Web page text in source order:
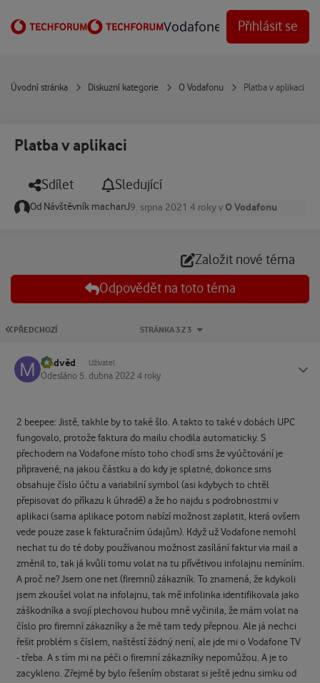
Vodafone Techforum
Přihlásit se
Úvodní stránka Diskuzní kategorie O Vodafonu Platba v aplikaci
Platba v aplikaci
Sdílet Sledující
Od Návštěvník machanJ9. srpna 2021 4 rokyv O Vodafonu
Založit nové téma
Odpovědět na toto téma
PRVNÍ STRÁNKA
PŘEDCHOZÍ STRÁNKA 3 Z 3
Medvěd Uživatel
Odesláno 5. dubna 2022 4 roky
2 beepee: Jistě, takhle by to také šlo. A takto to také v dobách UPC
fungovalo, protože faktura do mailu chodila automaticky. S
přechodem na Vodafone místo toho chodí sms že vyúčtování je
připravené, na jakou částku a do kdy je splatné, dokonce sms
obsahuje číslo účtu a variabilní symbol (asi kdybych to chtěl
přepisovat do příkazu k úhradě) a že ho najdu s podrobnostmi v
aplikaci (sama aplikace potom nabízí možnost zaplatit, která ovšem
vede pouze zase k fakturačním údajům). Když už Vodafone nemohl
nechat tu do té doby používanou možnost zasílání faktur via mail a
změnil to, tak já kvůli tomu volat na tu přívětivou infolajnu nemíním.
A proč ne? Jsem one net (firemní) zákazník. To znamená, že kdykoli
jsem zkoušel volat na infolajnu, tak mě infolinka identifikovala jako
záškodníka a svojí plechovou hubou mně vyčinila, že mám volat na
číslo pro firemní zákazníky a že mě tam tedy přepnou. Ale já nechci
řešit problém s číslem, naštěstí žádný není, ale jde mi o Vodafone TV
- třeba. A s tím mi na péči o firemní zákazníky nepomůžou. A je to
zacykleno. Zřejmě by bylo řešením obstarat si ještě jednu simku od